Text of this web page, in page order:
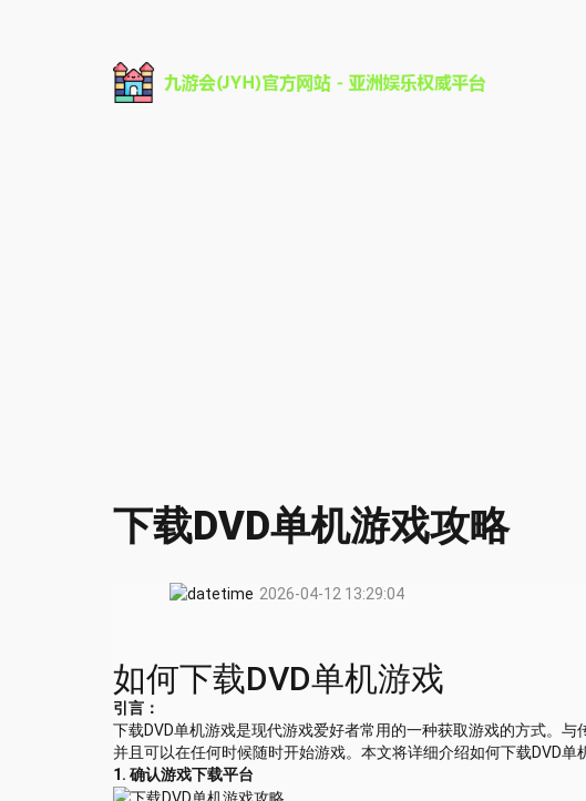
下载DVD单机游戏攻略
2026-04-12 13:29:04
如何下载DVD单机游戏
引言：
下载DVD单机游戏是现代游戏爱好者常用的一种获取游戏的方式。
并且可以在任何时候随时开始游戏。本文将详细介绍如何下载DVD单
1. 确认游戏下载平台